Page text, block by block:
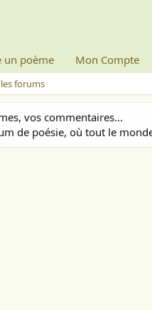
un poème Mon Compte
forums
vos commentaires...
de poésie, où tout le